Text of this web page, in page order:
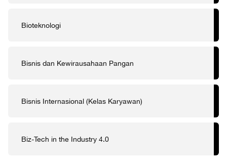
Bioteknologi
Bisnis dan Kewirausahaan Pangan
Bisnis Internasional (Kelas Karyawan)
Biz-Tech in the Industry 4.0